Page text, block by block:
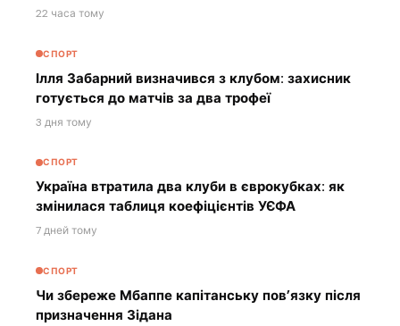
22 часа тому
СПОРТ
Ілля Забарний визначився з клубом: захисник
готується до матчів за два трофеї
3 дня тому
СПОРТ
Україна втратила два клуби в єврокубках: як
змінилася таблиця коефіцієнтів УЄФА
7 дней тому
СПОРТ
Чи збереже Мбаппе капітанську пов’язку після
призначення Зідана